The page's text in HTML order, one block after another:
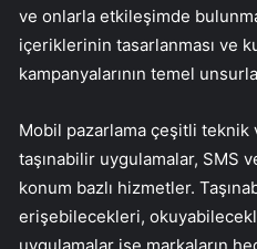
ve onlarla etkileşimde
içeriklerinin tasarlanması ve
kampanyalarının temel
Mobil pazarlama çeşitli teknik
taşınabilir uygulamalar, SMS
konum bazlı hizmetler.
erişebilecekleri,